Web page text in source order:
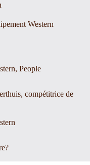
Western
, People
compétitrice de